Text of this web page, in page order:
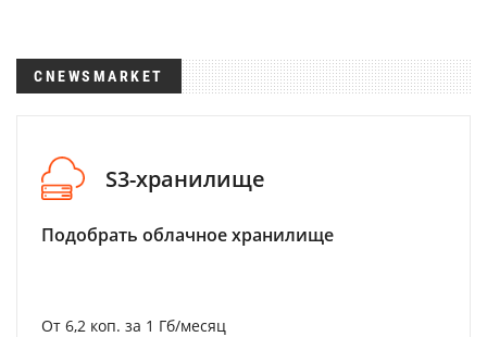
CNEWSMARKET
S3-хранилище
Подобрать облачное хранилище
От 6,2 коп. за 1 Гб/месяц